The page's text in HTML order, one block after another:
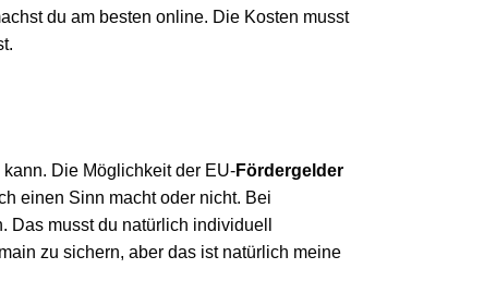
du am besten online. Die Kosten musst
Die Möglichkeit der EU-Fördergelder
einen Sinn macht oder nicht. Bei
musst du natürlich individuell
zu sichern, aber das ist natürlich meine